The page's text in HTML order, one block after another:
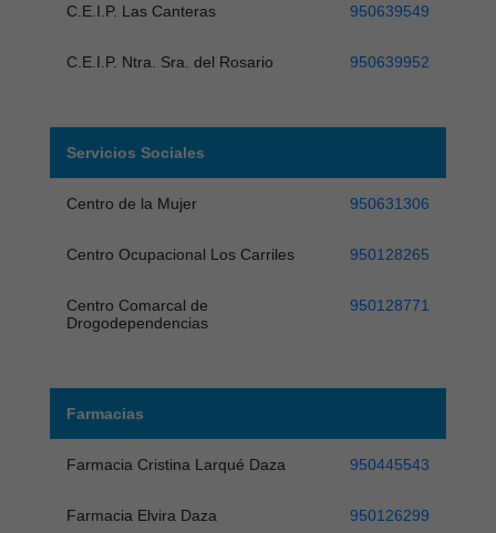
C.E.I.P. Las Canteras 950639549
C.E.I.P. Ntra. Sra. del Rosario 950639952
Servicios Sociales
Centro de la Mujer 950631306
Centro Ocupacional Los Carriles 950128265
Centro Comarcal de
Drogodependencias
950128771
Farmacias
Farmacia Cristina Larqué Daza 950445543
Farmacia Elvira Daza 950126299